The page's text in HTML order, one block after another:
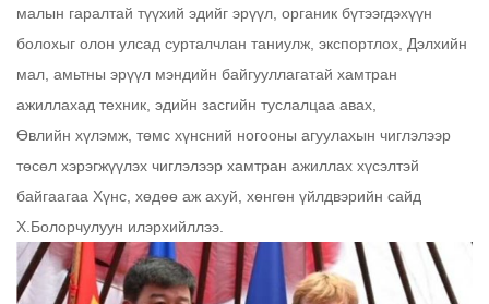
малын гаралтай түүхий эдийг эрүүл, органик бүтээгдэхүүн
болохыг олон улсад сурталчлан таниулж, экспортлох, Дэлхийн
мал, амьтны эрүүл мэндийн байгууллагатай хамтран
ажиллахад техник, эдийн засгийн туслалцаа авах,
Өвлийн хүлэмж, төмс хүнсний ногооны агуулахын чиглэлээр
төсөл хэрэгжүүлэх чиглэлээр хамтран ажиллах хүсэлтэй
байгаагаа Хүнс, хөдөө аж ахуй, хөнгөн үйлдвэрийн сайд
Х.Болорчулуун илэрхийллээ.